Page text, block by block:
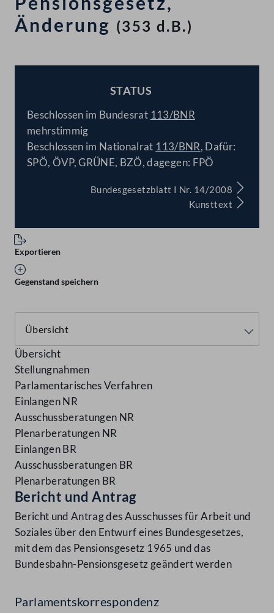
Änderung (353 d.B.)
STATUS
Beschlossen im Bundesrat 113/BNR
mehrstimmig
Beschlossen im Nationalrat 113/BNR, Dafür:
SPÖ, ÖVP, GRÜNE, BZÖ, dagegen: FPÖ
Bundesgesetzblatt I Nr. 14/2008
Kunsttext
Exportieren
Gegenstand speichern
Übersicht
Stellungnahmen
Parlamentarisches Verfahren
Einlangen NR
Ausschussberatungen NR
Plenarberatungen NR
Einlangen BR
Ausschussberatungen BR
Plenarberatungen BR
Bericht und Antrag
Bericht und Antrag des Ausschusses für Arbeit und
Soziales über den Entwurf eines Bundesgesetzes,
mit dem das Pensionsgesetz 1965 und das
Bundesbahn-Pensionsgesetz geändert werden
Parlamentskorrespondenz